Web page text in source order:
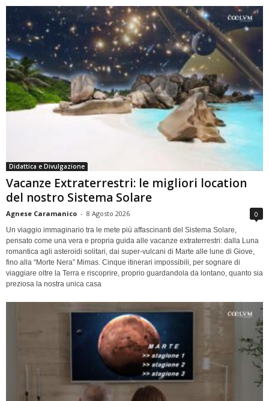
Didattica e Divulgazione
Vacanze Extraterrestri: le migliori location
del nostro Sistema Solare
Agnese Caramanico - 8 Agosto 2026 0
Un viaggio immaginario tra le mete più affascinanti del Sistema Solare,
pensato come una vera e propria guida alle vacanze extraterrestri: dalla Luna
romantica agli asteroidi solitari, dai super-vulcani di Marte alle lune di Giove,
fino alla “Morte Nera” Mimas. Cinque itinerari impossibili, per sognare di
viaggiare oltre la Terra e riscoprire, proprio guardandola da lontano, quanto sia
preziosa la nostra unica casa